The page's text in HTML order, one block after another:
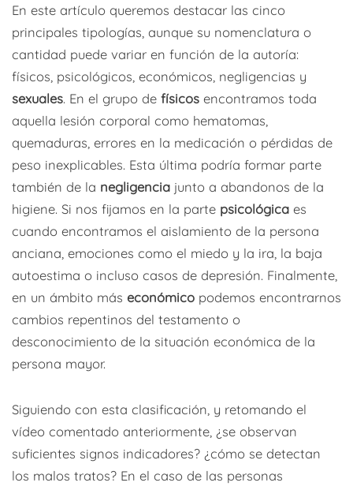
En este artículo queremos destacar las cinco
principales tipologías, aunque su nomenclatura o
cantidad puede variar en función de la autoría:
físicos, psicológicos, económicos, negligencias y
sexuales. En el grupo de físicos encontramos toda
aquella lesión corporal como hematomas,
quemaduras, errores en la medicación o pérdidas de
peso inexplicables. Esta última podría formar parte
también de la negligencia junto a abandonos de la
higiene. Si nos fijamos en la parte psicológica es
cuando encontramos el aislamiento de la persona
anciana, emociones como el miedo y la ira, la baja
autoestima o incluso casos de depresión. Finalmente,
en un ámbito más económico podemos encontrarnos
cambios repentinos del testamento o
desconocimiento de la situación económica de la
persona mayor.
Siguiendo con esta clasificación, y retomando el
vídeo comentado anteriormente, ¿se observan
suficientes signos indicadores? ¿cómo se detectan
los malos tratos? En el caso de las personas